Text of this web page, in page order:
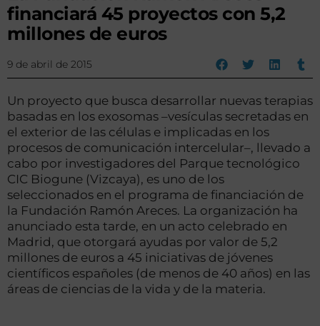
financiará 45 proyectos con 5,2
millones de euros
9 de abril de 2015
Un proyecto que busca desarrollar nuevas terapias
basadas en los exosomas –vesículas secretadas en
el exterior de las células e implicadas en los
procesos de comunicación intercelular–, llevado a
cabo por investigadores del Parque tecnológico
CIC Biogune (Vizcaya), es uno de los
seleccionados en el programa de financiación de
la Fundación Ramón Areces. La organización ha
anunciado esta tarde, en un acto celebrado en
Madrid, que otorgará ayudas por valor de 5,2
millones de euros a 45 iniciativas de jóvenes
científicos españoles (de menos de 40 años) en las
áreas de ciencias de la vida y de la materia.